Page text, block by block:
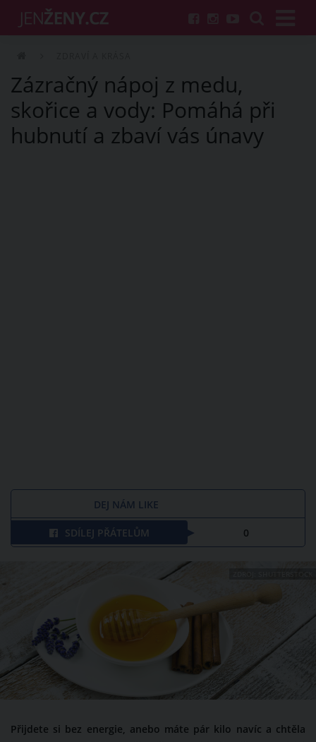
Zázračný nápoj z medu,
skořice a vody: Pomáhá při
hubnutí a zbaví vás únavy
DEJ NÁM LIKE
SDÍLEJ PŘÁTELŮM 0
Přijdete si bez energie, anebo máte pár kilo navíc a chtěla